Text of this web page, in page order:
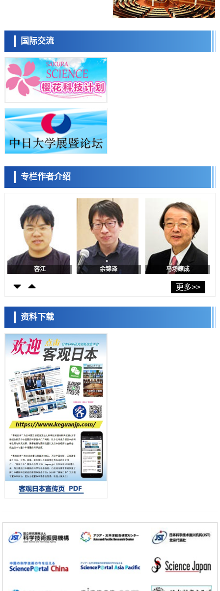
的具体对策
科学研究
大阪大学开发基于水氢键网络的温度预测新方法，AI从分子排列信息中
高精度解读
经济・社会
【AI法上篇】如何对“将人生交给AI”保持危机感——中央大学平野晋教
授专访
科学研究
庆应义塾大学阐明脑内“游击手”小胶质细胞包裹保护受损神经细胞的机
制，有望用于开发阿尔茨海默病等疾病疗法
科学研究
日本东北大学与横滨橡胶全球首次从纳米尺度揭示橡胶—黄铜粘接界面
劣化抑制机制，为提升轮胎安全性与耐久性的材料设计开辟道路
科学研究
近畿大学等发现植物染料“日本茜”的红色成分可抑制老化与炎症，有望
科学研究
群马大学开发针对难治性癫痫的新型基因疗法，利用超小型GAD67启动
子抑制发作
九州大学揭示夜间眼压升高机制：两种激素波动叠加所致
科学研究
东京都产技研采用新手法开发出可稳定工作至300℃的介电材料，已验
证电容器可在汽车发动机等高温环境下工作
经济・社会
日本生成式AI使用者占比一年内翻倍，但与中美德仍有较大差距
政策
日本修订首都直下型地震紧急对策：目标为死亡人数至少减半，重点强
福井大学发现细胞记忆过往并抑制反应的机制，阐明即便DNA相同反应
迥异之谜
科学研究
神户大学确认口服癌症疫苗B440单药给药的安全性，在转移性尿路上皮
癌患者中开展临床试验
政策
日本发布《令和8年版科学技术与创新白皮书》，解读第七期基本计划
首年度政策方向
科学研究
东京大学发现可诱导细胞死亡的新型信使物质
科学研究
东京都健康长寿医疗中心跨器官揭示衰老过程中的糖链变化
科学研究
产总研无需石油利用松脂制备石墨前驱体，可作为电池电极材料
政策
日本内阁会议通过《2026年综合创新战略》，将统筹推进科学研究与成
果转化
科学研究
苍白球外节部体积增大
科学研究
化，研发出面向单细胞质谱成像的新技术
科学研究
基础设施
国际交流
专栏作者介绍
流员
小岩井忠道
陈小牧 李鸥 安宁
容江 余锦泽 马场錬成
日本科学未来馆 科学交
流员
小岩井忠道 泷川 进
更多>>
资料下载